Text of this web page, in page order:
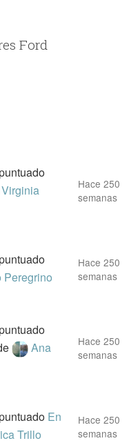
Ford
Virginia
Hace 250
semanas
Peregrino
Hace 250
semanas
Ana
Hace 250
semanas
En
Trillo
Hace 250
semanas